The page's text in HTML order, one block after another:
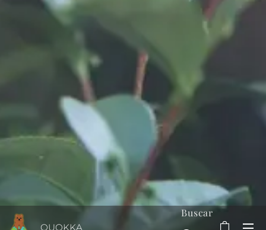
QUOKKA
Buscar